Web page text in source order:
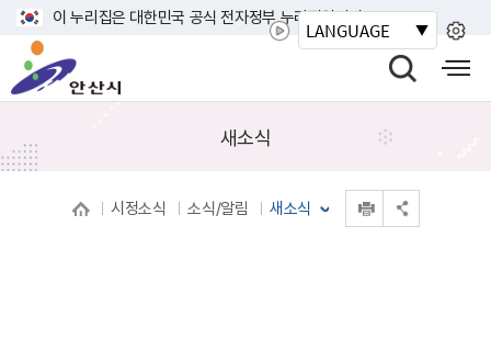
기
이 누리집은 대한민국 공식 전자정부 누리집입니다.
시
색
기
바
사
새소식
시정소식 소식/알림 새소식
LANGUAGE